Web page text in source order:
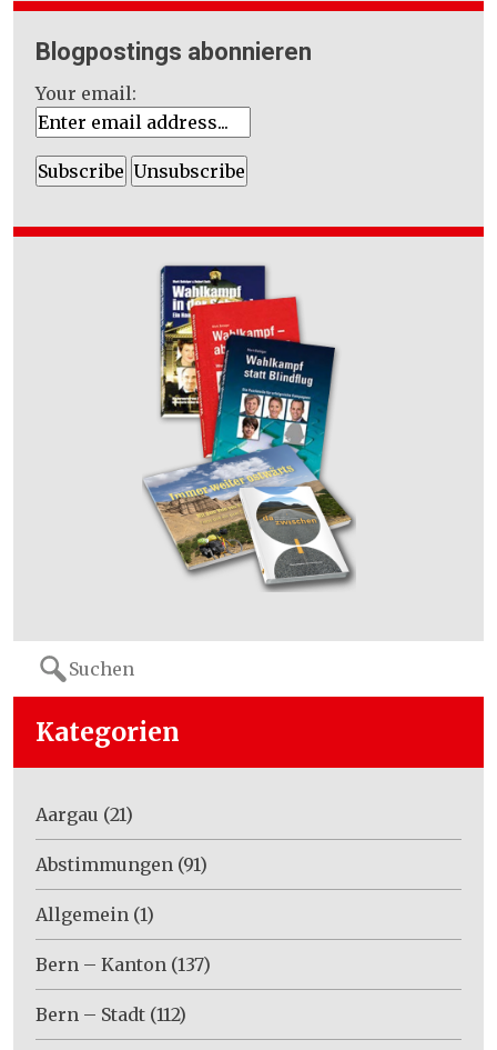
Blogpostings abonnieren
Your email:
Search
for:
Kategorien
Aargau (21)
Abstimmungen (91)
Allgemein (1)
Bern – Kanton (137)
Bern – Stadt (112)